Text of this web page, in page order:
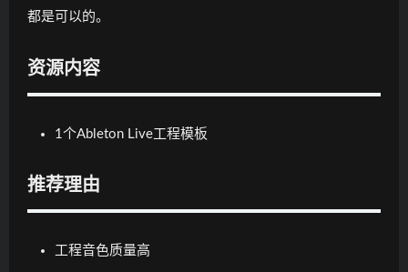
都是可以的。
资源内容
1个Ableton Live工程模板
推荐理由
工程音色质量高